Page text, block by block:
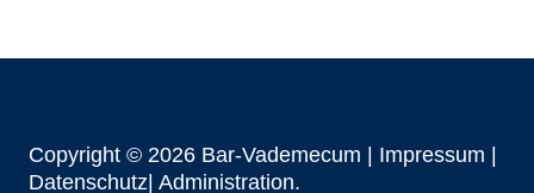
Copyright © 2026 Bar-Vademecum | Impressum
Datenschutz| Administration